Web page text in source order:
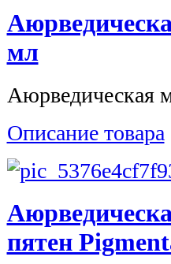
мл
Аюрведическая
Описание товара
пятен